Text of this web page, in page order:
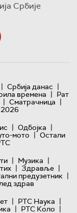
Србије
| Србија данас |
времена | Рат
| Сматрачница |
2026
| Одбојка |
мото | Остали
| Музика |
| Здравље |
предузетник |
здрав
| РТС Наука |
| РТС Коло |